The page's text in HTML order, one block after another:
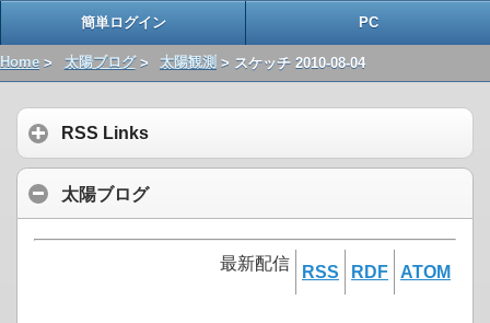
簡単ログイン PC
Home > 太陽ブログ> 太陽観測 > スケッチ 2010-08-04
RSS Links
太陽ブログ
最新配信 RSS RDF ATOM